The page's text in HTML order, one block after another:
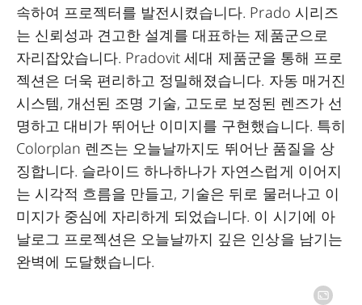
속하여 프로젝터를 발전시켰습니다. Prado 시리즈
는 신뢰성과 견고한 설계를 대표하는 제품군으로
자리잡았습니다. Pradovit 세대 제품군을 통해 프로
젝션은 더욱 편리하고 정밀해졌습니다. 자동 매거진
시스템, 개선된 조명 기술, 고도로 보정된 렌즈가 선
명하고 대비가 뛰어난 이미지를 구현했습니다. 특히
Colorplan 렌즈는 오늘날까지도 뛰어난 품질을 상
징합니다. 슬라이드 하나하나가 자연스럽게 이어지
는 시각적 흐름을 만들고, 기술은 뒤로 물러나고 이
미지가 중심에 자리하게 되었습니다. 이 시기에 아
날로그 프로젝션은 오늘날까지 깊은 인상을 남기는
완벽에 도달했습니다.